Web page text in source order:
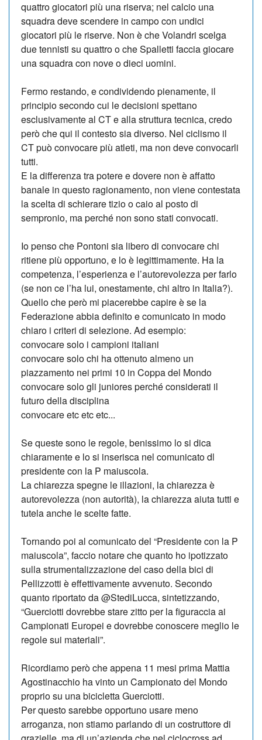
quattro giocatori più una riserva; nel calcio una
squadra deve scendere in campo con undici
giocatori più le riserve. Non è che Volandri scelga
due tennisti su quattro o che Spalletti faccia giocare
una squadra con nove o dieci uomini.
Fermo restando, e condividendo pienamente, il
principio secondo cui le decisioni spettano
esclusivamente al CT e alla struttura tecnica, credo
però che qui il contesto sia diverso. Nel ciclismo il
CT può convocare più atleti, ma non deve convocarli
tutti.
E la differenza tra potere e dovere non è affatto
banale in questo ragionamento, non viene contestata
la scelta di schierare tizio o caio al posto di
sempronio, ma perché non sono stati convocati.
Io penso che Pontoni sia libero di convocare chi
ritiene più opportuno, e lo è legittimamente. Ha la
competenza, l’esperienza e l’autorevolezza per farlo
(se non ce l’ha lui, onestamente, chi altro in Italia?).
Quello che però mi piacerebbe capire è se la
Federazione abbia definito e comunicato in modo
chiaro i criteri di selezione. Ad esempio:
convocare solo i campioni italiani
convocare solo chi ha ottenuto almeno un
piazzamento nei primi 10 in Coppa del Mondo
convocare solo gli juniores perché considerati il
futuro della disciplina
convocare etc etc etc...
Se queste sono le regole, benissimo lo si dica
chiaramente e lo si inserisca nel comunicato dl
presidente con la P maiuscola.
La chiarezza spegne le illazioni, la chiarezza è
autorevolezza (non autorità), la chiarezza aiuta tutti e
tutela anche le scelte fatte.
Tornando poi al comunicato del “Presidente con la P
maiuscola”, faccio notare che quanto ho ipotizzato
sulla strumentalizzazione del caso della bici di
Pellizzotti è effettivamente avvenuto. Secondo
quanto riportato da @StediLucca, sintetizzando,
“Guerciotti dovrebbe stare zitto per la figuraccia ai
Campionati Europei e dovrebbe conoscere meglio le
regole sui materiali”.
Ricordiamo però che appena 11 mesi prima Mattia
Agostinacchio ha vinto un Campionato del Mondo
proprio su una bicicletta Guerciotti.
Per questo sarebbe opportuno usare meno
arroganza, non stiamo parlando di un costruttore di